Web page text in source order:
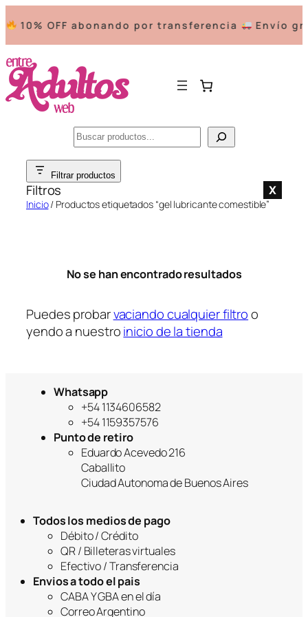
10% OFF abonando por transferencia Envío
Buscar
Saltar
contenido
Filtrar productos
Filtros X
Inicio/ Productos etiquetados “gel lubricante comestible”
No se han encontrado resultados
Puedes probarvaciando cualquier filtroo
yendo a nuestroinicio de la tienda
Whatsapp
+54 1134606582
+54 1159357576
Punto de retiro
Eduardo Acevedo 216
Caballito
Ciudad Autonoma de Buenos Aires
Todos los medios de pago
Débito / Crédito
QR / Billeteras virtuales
Efectivo / Transferencia
Envios a todo el pais
CABA Y GBA en el día
Correo Argentino